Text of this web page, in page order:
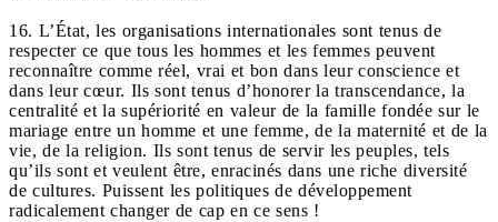
16. L’État, les organisations internationales sont tenus de
respecter ce que tous les hommes et les femmes peuvent
reconnaître comme réel, vrai et bon dans leur conscience et
dans leur cœur. Ils sont tenus d’honorer la transcendance, la
centralité et la supériorité en valeur de la famille fondée sur le
mariage entre un homme et une femme, de la maternité et de la
vie, de la religion. Ils sont tenus de servir les peuples, tels
qu’ils sont et veulent être, enracinés dans une riche diversité
de cultures. Puissent les politiques de développement
radicalement changer de cap en ce sens !